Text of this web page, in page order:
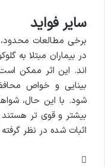
سایر فواید
برخی مطالعات
در بیماران مبتلا به
اند. این اثر ممکن
بینایی و خواص
شود. با این حال،
بیشتر و قوی تر
اثبات شده در نظر